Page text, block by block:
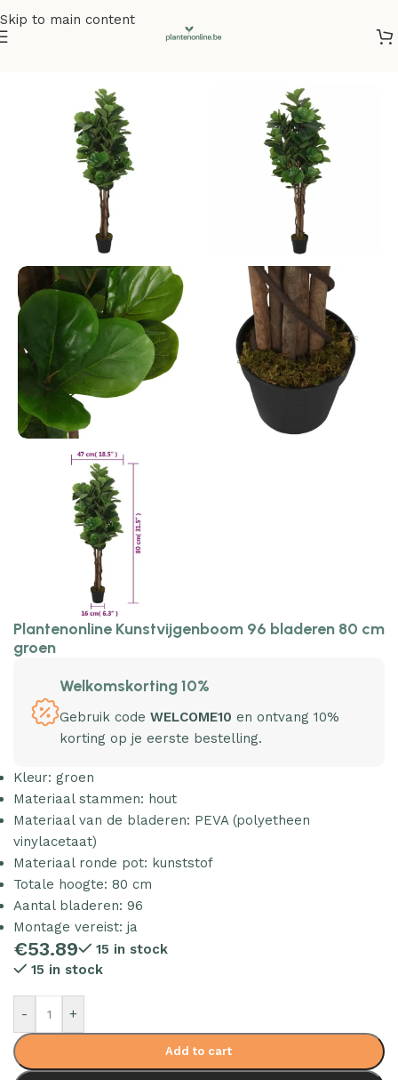
Skip to main content
Plantenonline Kunstvijgenboom 96 bladeren 80 cm
groen
Welkomskorting 10%
Gebruik code WELCOME10 en ontvang 10%
korting op je eerste bestelling.
Kleur: groen
Materiaal stammen: hout
Materiaal van de bladeren: PEVA (polyetheen
vinylacetaat)
Materiaal ronde pot: kunststof
Totale hoogte: 80 cm
Aantal bladeren: 96
Montage vereist: ja
€53.89
15 in stock
15 in stock
- +
Add to cart